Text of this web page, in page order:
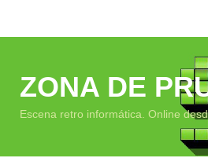
ZONA DE
Escena retro informática. Online